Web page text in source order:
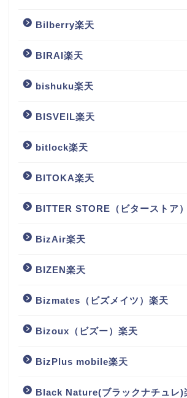
Bilberry楽天
BIRAI楽天
bishuku楽天
BISVEIL楽天
bitlock楽天
BITOKA楽天
BITTER STORE（ビターストア
BizAir楽天
BIZEN楽天
Bizmates（ビズメイツ）楽天
Bizoux（ビズー）楽天
BizPlus mobile楽天
Black Nature(ブラックナチュレ)